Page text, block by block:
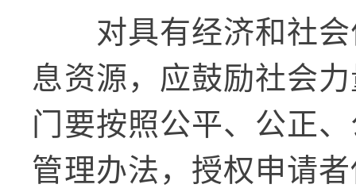
对具有经济和社
息资源，应鼓励社会
门要按照公平、公正
管理办法，授权申请